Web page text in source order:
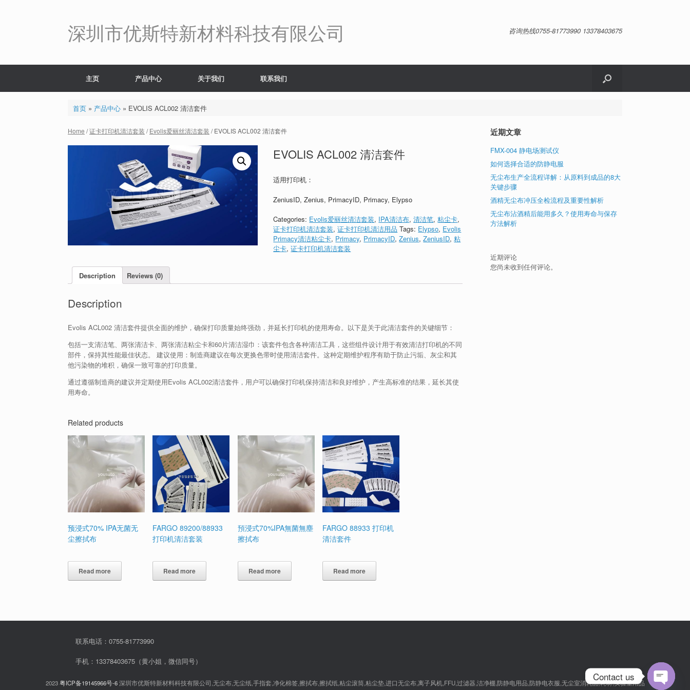
深圳市优斯特新材料科技有限公司 咨询热线0755-81773990 13378403675
主页 产品中心 关于我们 联系我们
首页» 产品中心» EVOLIS ACL002 清洁套件
Home /证卡打印机清洁套装 /Evolis爱丽丝清洁套装 / EVOLIS ACL002 清洁套件
EVOLIS ACL002 清洁套件
适用打印机：
ZeniusID, Zenius, PrimacyID, Primacy, Elypso
Categories: Evolis爱丽丝清洁套装, IPA清洁布,清洁笔,粘尘卡,
证卡打印机清洁套装,证卡打印机清洁用品 Tags: Elypso, Evolis
Primacy清洁粘尘卡, Primacy, PrimacyID,Zenius,ZeniusID,粘
尘卡,证卡打印机清洁套装
Description Reviews (0)
Description
Evolis ACL002 清洁套件提供全面的维护，确保打印质量始终强劲，并延长打印机的使用寿命。以下是关于此清洁套件的关键细节：
包括一支清洁笔、两张清洁卡、两张清洁粘尘卡和60片清洁湿巾：该套件包含各种清洁工具，这些组件设计用于有效清洁打印机的不同
部件，保持其性能最佳状态。 建议使用：制造商建议在每次更换色带时使用清洁套件。这种定期维护程序有助于防止污垢、灰尘和其
他污染物的堆积，确保一致可靠的打印质量。
通过遵循制造商的建议并定期使用Evolis ACL002清洁套件，用户可以确保打印机保持清洁和良好维护，产生高标准的结果，延长其使
用寿命。
Related products
预浸式70% IPA无菌无
尘擦拭布
Read more
FARGO 89200/88933
打印机清洁套装
Read more
預浸式70%IPA無菌無塵
擦拭布
Read more
FARGO 88933 打印机
清洁套件
Read more
近期文章
FMX-004 静电场测试仪
如何选择合适的防静电服
无尘布生产全流程详解：从原料到成品的8大
关键步骤
酒精无尘布冲压全检流程及重要性解析
无尘布沾酒精后能用多久？使用寿命与保存
方法解析
近期评论
您尚未收到任何评论。
联系电话：0755-81773990
手机：13378403675（黄小姐，微信同号）
2023粤ICP备19145966号-6深圳市优斯特新材料科技有限公司,无尘布,无尘纸,手指套,净化棉签,擦拭布,擦拭纸,粘尘滚筒,粘尘垫,进口无尘布,离子风机,FFU,过滤器,洁净棚,防静电用品,防静电衣服,无尘室消耗品,耗材,实验室用品
Contact us